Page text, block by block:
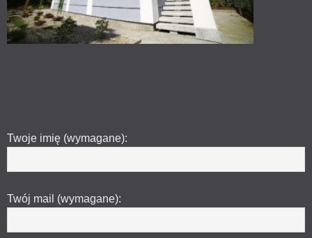
Twoje imię (wymagane):
Twój mail (wymagane):